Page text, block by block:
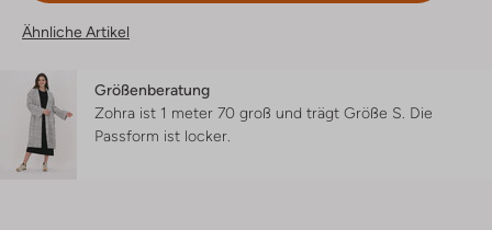
Ähnliche Artikel
Größenberatung
Zohra ist 1 meter 70 groß und trägt Größe S. Die
Passform ist locker